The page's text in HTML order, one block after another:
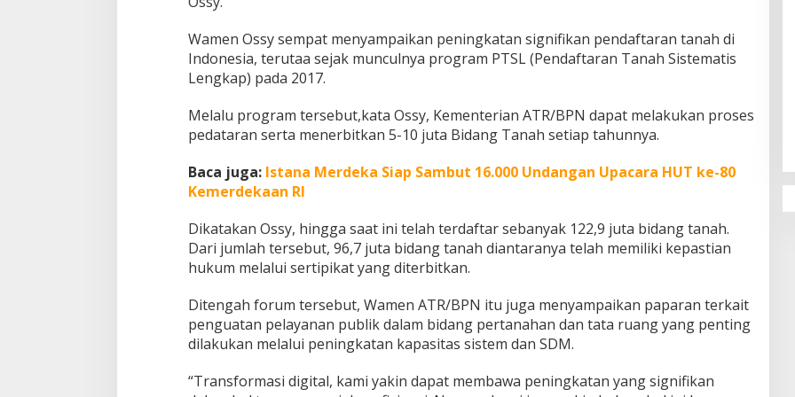
P
N
Wamen Ossy sempat menyampaikan peningkatan signifikan pendaftaran tanah di
Indonesia, terutaa sejak munculnya program PTSL (Pendaftaran Tanah Sistematis
Lengkap) pada 2017.
Melalu program tersebut,kata Ossy, Kementerian ATR/BPN dapat melakukan proses
pedataran serta menerbitkan 5-10 juta Bidang Tanah setiap tahunnya.
Baca juga: Istana Merdeka Siap Sambut 16.000 Undangan Upacara HUT ke-80
Kemerdekaan RI
Dikatakan Ossy, hingga saat ini telah terdaftar sebanyak 122,9 juta bidang tanah.
Dari jumlah tersebut, 96,7 juta bidang tanah diantaranya telah memiliki kepastian
hukum melalui sertipikat yang diterbitkan.
Ditengah forum tersebut, Wamen ATR/BPN itu juga menyampaikan paparan terkait
penguatan pelayanan publik dalam bidang pertanahan dan tata ruang yang penting
dilakukan melalui peningkatan kapasitas sistem dan SDM.
“Transformasi digital, kami yakin dapat membawa peningkatan yang signifikan
Karakter Sekolah Nur Al Rahman
Bikin Sekolah di Malaysia Tertarik
Mempelajarinya